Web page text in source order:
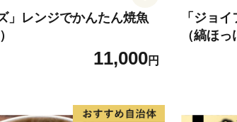
」レンジでかんたん焼魚
11,000円
「ジョ
（縞ほっ